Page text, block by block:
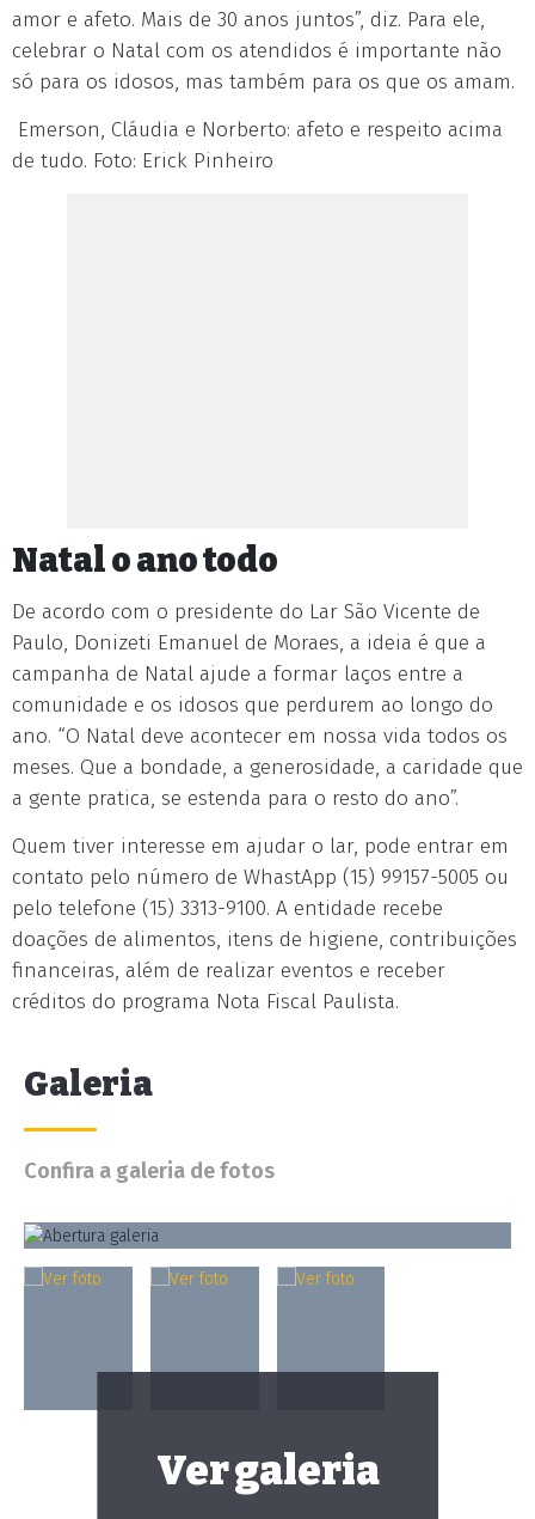
amor e afeto. Mais de 30 anos juntos”, diz. Para ele,
celebrar o Natal com os atendidos é importante não
só para os idosos, mas também para os que os amam.
Emerson, Cláudia e Norberto: afeto e respeito acima
de tudo. Foto: Erick Pinheiro
Natal o ano todo
De acordo com o presidente do Lar São Vicente de
Paulo, Donizeti Emanuel de Moraes, a ideia é que a
campanha de Natal ajude a formar laços entre a
comunidade e os idosos que perdurem ao longo do
ano. “O Natal deve acontecer em nossa vida todos os
meses. Que a bondade, a generosidade, a caridade que
a gente pratica, se estenda para o resto do ano”.
Quem tiver interesse em ajudar o lar, pode entrar em
contato pelo número de WhastApp (15) 99157-5005 ou
pelo telefone (15) 3313-9100. A entidade recebe
doações de alimentos, itens de higiene, contribuições
financeiras, além de realizar eventos e receber
créditos do programa Nota Fiscal Paulista.
Galeria
Confira a galeria de fotos
Ver galeria